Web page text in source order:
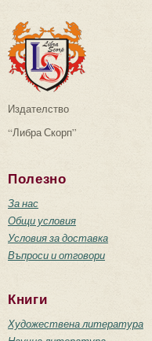
Издателство
“Либра Скорп”
Полезно
За нас
Общи условия
Условия за доставка
Въпроси и отговори
Книги
Художествена литература